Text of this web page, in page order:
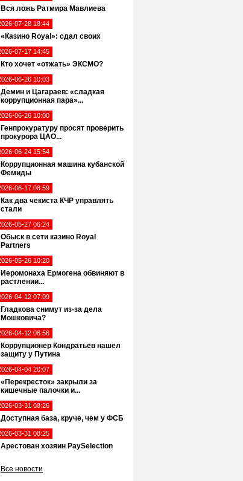
Вся ложь Ратмира Мавлиева
07-28 18:44
«Казино Royal»: сдал своих
07-17 14:45
Кто хочет «отжать» ЭКСМО?
06-26 10:03
Демин и Цагараев: «сладкая
коррупционная пара»...
06-26 10:00
Генпрокуратуру просят проверить
прокурора ЦАО...
06-24 15:54
Коррупционная машина кубанской
Фемиды
06-17 08:59
Как два чекиста КЧР управлять
стали
05-27 06:24
Обыск в сети казино Royal
Partners
05-26 10:20
Иеромонаха Ермогена обвиняют в
растлении...
04-12 07:09
Гладкова снимут из-за дела
Мошковича?
04-12 06:56
Коррупционер Кондратьев нашел
защиту у Путина
04-04 20:07
«Перекресток» закрыли за
кишечные палочки и...
03-31 08:26
Доступная база, круче, чем у ФСБ
03-31 08:25
Арестован хозяин PaySelection
Все новости